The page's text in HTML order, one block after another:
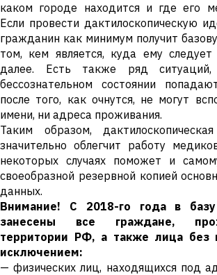
каком городе находится и где его
Если провести дактилоскопическую
гражданин как минимум получит
том, кем является, куда ему
далее. Есть также ряд
бессознательном состоянии
после того, как очнутся, не могут
имени, ни адреса проживания.
Таким образом,
значительно облегчит работу
некоторых случаях поможет и
своеобразной резервной копией
данных.
Внимание! С 2018-го года в
занесены все граждане,
территории РФ, а также лица без
исключением:
— физических лиц, находящихся под